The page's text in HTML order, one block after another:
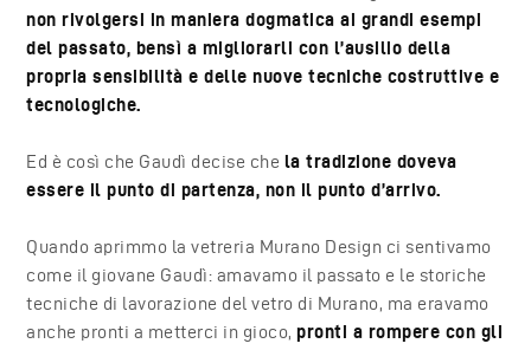
non rivolgersi in maniera dogmatica ai grandi esempi
del passato, bensì a migliorarli con l’ausilio della
propria sensibilità e delle nuove tecniche costruttive e
tecnologiche.
Ed è così che Gaudì decise che la tradizione doveva
essere il punto di partenza, non il punto d’arrivo.
Quando aprimmo la vetreria Murano Design ci sentivamo
come il giovane Gaudì: amavamo il passato e le storiche
tecniche di lavorazione del vetro di Murano, ma eravamo
anche pronti a metterci in gioco,pronti a rompere con gli